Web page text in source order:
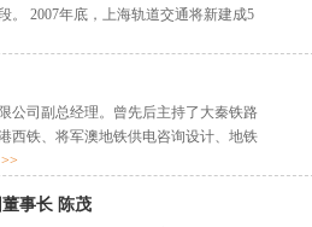
。 2007年底，上海轨道交通将新建成5
公司副总经理。曾先后主持了大秦铁路
西铁、将军澳地铁供电咨询设计、地铁
事长 陈茂